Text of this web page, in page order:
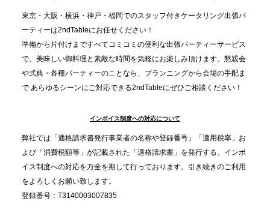
2025.11.21
プレスリリースのご案内｜忘年会は“移動時間ゼロ
分”の時代へ。法人注文が前年比5倍に伸びた「宅配
オードブル」が提案する、新しい乾杯文化
プレスリリースのご案内｜職場で完結する“忘年会・
納会ケータリング”が人気。幹事負担を軽減し、社内
コミュニケーションを促進
東京・大阪・横浜・神戸・福岡でのスタッフ付きケータリング出張パ
ーティーは2ndTableにお任せください！
準備から片付けまですべてコミコミの便利な出張パーティーサービス
で、美味しい御料理と素敵な時間を気軽にお楽しみ頂けます。懇親会
や式典・各種パーティーのことなら、プランニングから会場の手配ま
で あらゆるシーンにご対応できる2ndTableにぜひご相談ください！
インボイス制度への対応について
弊社では「適格請求書発行事業者の名称や登録番号」「適用税率」お
よび「消費税額等」が記載された「適格請求書」を発行する、インボ
イス制度への対応を万全を期して行っております。引き続きのご利用
をよろしくお願い致します。
登録番号：T3140003007835